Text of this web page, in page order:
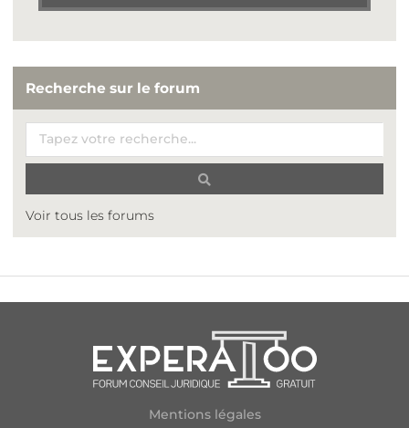
Recherche sur le forum
Voir tous les forums
Mentions légales